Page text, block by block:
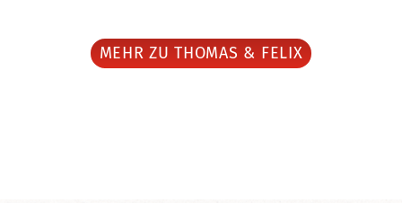
MEHR ZU THOMAS & FELIX